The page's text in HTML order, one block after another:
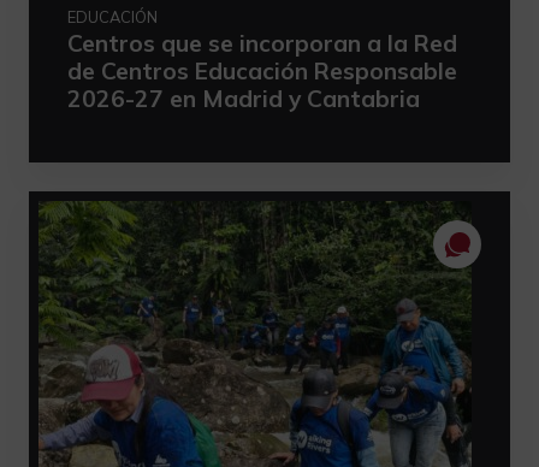
EDUCACIÓN
Centros que se incorporan a la Red
de Centros Educación Responsable
2026-27 en Madrid y Cantabria